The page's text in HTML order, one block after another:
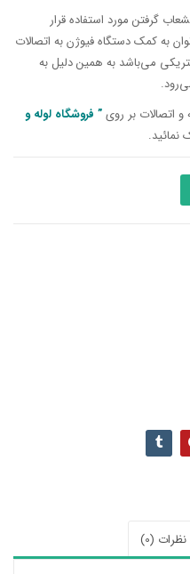
گرفتن مورد استفاده قرار
را می‌توان به کمک دستگاه فیوژن به اتصالات
می‌باشد به همین دلیل به
اتصالات بر روی” فروشگاه لوله و
نمائید.
نظرات (0)